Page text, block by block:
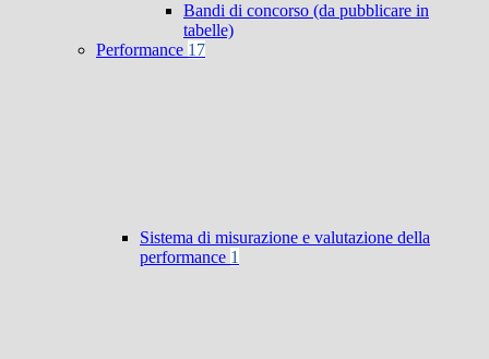
Bandi di concorso (da pubblicare in
tabelle)
Performance 17
Sistema di misurazione e valutazione della
performance 1